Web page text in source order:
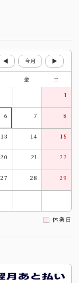
◀ 今月 ▶
金
土
1
6 7 8
13 14 15
20 21 22
27 28 29
休業日